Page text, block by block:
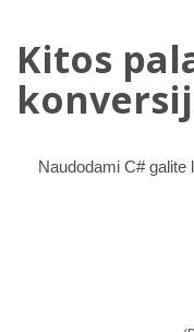
Kitos
Naudodami C# galite